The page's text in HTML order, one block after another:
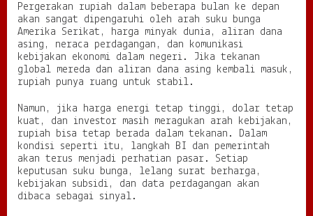
Pergerakan rupiah dalam beberapa bulan ke depan
akan sangat dipengaruhi oleh arah suku bunga
Amerika Serikat, harga minyak dunia, aliran dana
asing, neraca perdagangan, dan komunikasi
kebijakan ekonomi dalam negeri. Jika tekanan
global mereda dan aliran dana asing kembali masuk,
rupiah punya ruang untuk stabil.
Namun, jika harga energi tetap tinggi, dolar tetap
kuat, dan investor masih meragukan arah kebijakan,
rupiah bisa tetap berada dalam tekanan. Dalam
kondisi seperti itu, langkah BI dan pemerintah
akan terus menjadi perhatian pasar. Setiap
keputusan suku bunga, lelang surat berharga,
kebijakan subsidi, dan data perdagangan akan
dibaca sebagai sinyal.